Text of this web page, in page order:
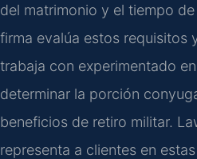
del matrimonio y el tiempo
firma evalúa estos requisitos
trabaja con experimentado
determinar la porción
beneficios de retiro militar.
representa a clientes en